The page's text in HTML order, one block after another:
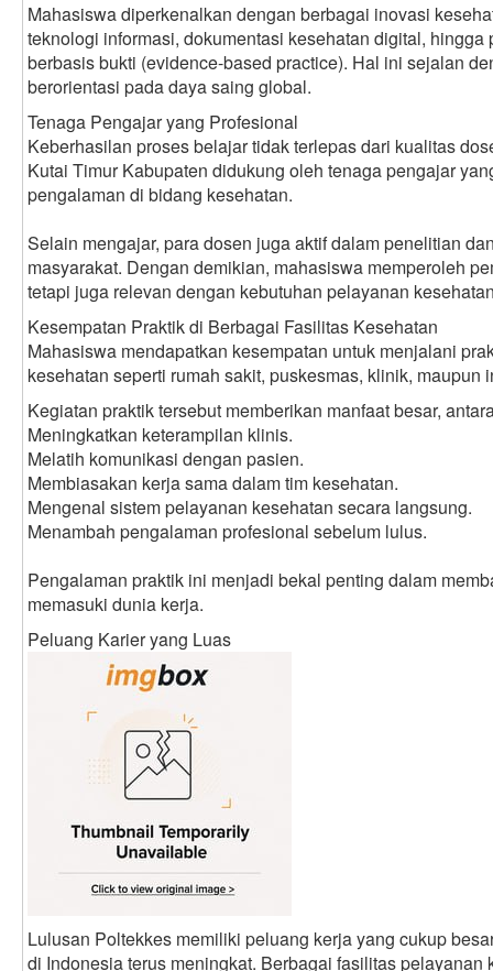
Mahasiswa diperkenalkan dengan berbagai inovasi
teknologi informasi, dokumentasi kesehatan digital,
berbasis bukti (evidence-based practice). Hal ini sejalan
berorientasi pada daya saing global.
Tenaga Pengajar yang Profesional
Keberhasilan proses belajar tidak terlepas dari kualitas
Kutai Timur Kabupaten didukung oleh tenaga pengajar
pengalaman di bidang kesehatan.
Selain mengajar, para dosen juga aktif dalam penelitian
masyarakat. Dengan demikian, mahasiswa memperoleh
tetapi juga relevan dengan kebutuhan pelayanan
Kesempatan Praktik di Berbagai Fasilitas Kesehatan
Mahasiswa mendapatkan kesempatan untuk menjalani
kesehatan seperti rumah sakit, puskesmas, klinik, maupun
Kegiatan praktik tersebut memberikan manfaat besar,
Meningkatkan keterampilan klinis.
Melatih komunikasi dengan pasien.
Membiasakan kerja sama dalam tim kesehatan.
Mengenal sistem pelayanan kesehatan secara langsung.
Menambah pengalaman profesional sebelum lulus.
Pengalaman praktik ini menjadi bekal penting dalam
memasuki dunia kerja.
Peluang Karier yang Luas
Lulusan Poltekkes memiliki peluang kerja yang cukup
di Indonesia terus meningkat. Berbagai fasilitas pelayanan